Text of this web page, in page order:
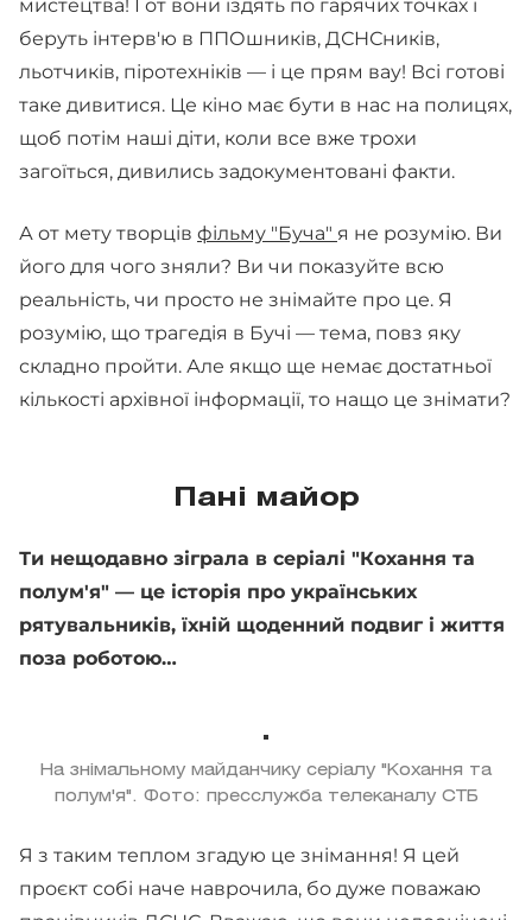
мистецтва! І от вони їздять по гарячих точках і
беруть інтерв'ю в ППОшників, ДСНСників,
льотчиків, піротехніків — і це прям вау! Всі готові
таке дивитися. Це кіно має бути в нас на полицях,
щоб потім наші діти, коли все вже трохи
загоїться, дивились задокументовані факти.
А от мету творців фільму "Буча" я не розумію. Ви
його для чого зняли? Ви чи показуйте всю
реальність, чи просто не знімайте про це. Я
розумію, що трагедія в Бучі — тема, повз яку
складно пройти. Але якщо ще немає достатньої
кількості архівної інформації, то нащо це знімати?
Пані майор
Ти нещодавно зіграла в серіалі "Кохання та
полум'я" — це історія про українських
рятувальників, їхній щоденний подвиг і життя
поза роботою…
На знімальному майданчику серіалу "Кохання та
полум'я". Фото: пресслужба телеканалу СТБ
Я з таким теплом згадую це знімання! Я цей
проєкт собі наче наврочила, бо дуже поважаю